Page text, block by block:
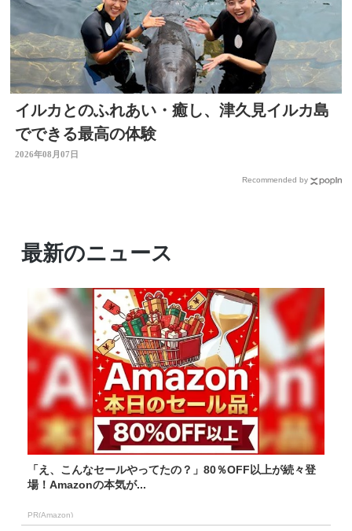
イルカとのふれあい・癒し、津久見イルカ島
でできる最高の体験
2026年08月07日
Recommended by
最新のニュース
「え、こんなセールやってたの？」80％OFF以上が続々登
場！Amazonの本気が...
PR(Amazon)